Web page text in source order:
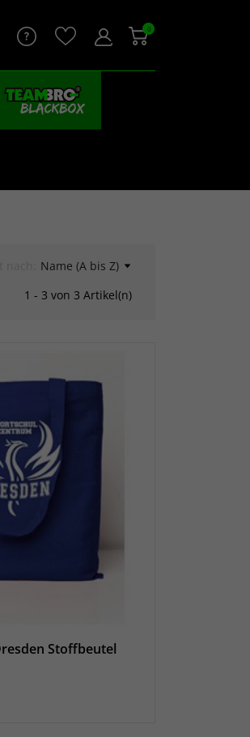
0
Name (A bis Z)
1 - 3 von 3 Artikel(n)
Stoffbeutel